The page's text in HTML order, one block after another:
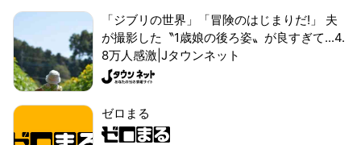
「ジブリの世界」「冒険のはじまりだ!」 夫
が撮影した〝1歳娘の後ろ姿〟が良すぎて...4.
8万人感激|Jタウンネット
ゼロまる